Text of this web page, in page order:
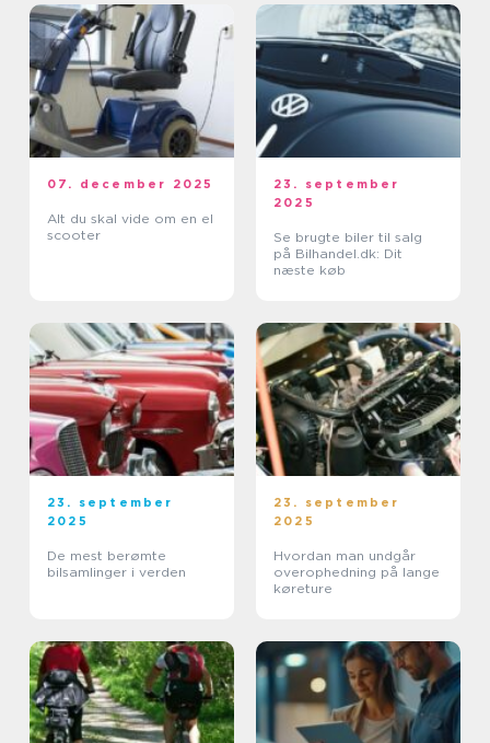
07. december 2025
Alt du skal vide om en el
scooter
23. september
2025
Se brugte biler til salg
på Bilhandel.dk: Dit
næste køb
23. september
2025
De mest berømte
bilsamlinger i verden
23. september
2025
Hvordan man undgår
overophedning på lange
køreture